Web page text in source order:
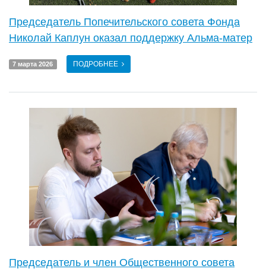
Председатель Попечительского совета Фонда
Николай Каплун оказал поддержку Альма-матер
7 марта 2026 ПОДРОБНЕЕ
Председатель и член Общественного совета